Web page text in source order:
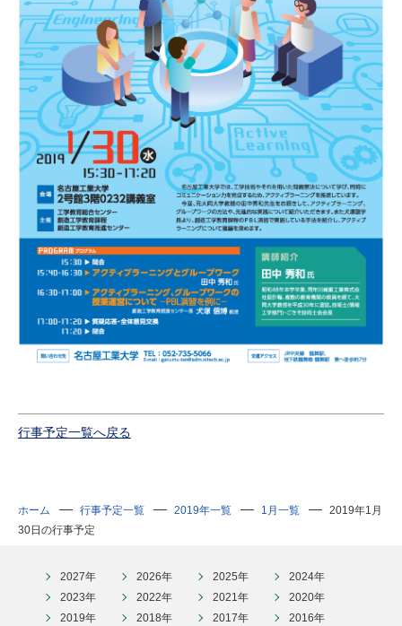
行事予定一覧へ戻る
ホーム 行事予定一覧 2019年一覧 1月一覧
2019年1月
30日の行事予定
2027年 2026年 2025年
2024年
2023年
2022年 2021年
2020年
2019年
2018年 2017年 2016年